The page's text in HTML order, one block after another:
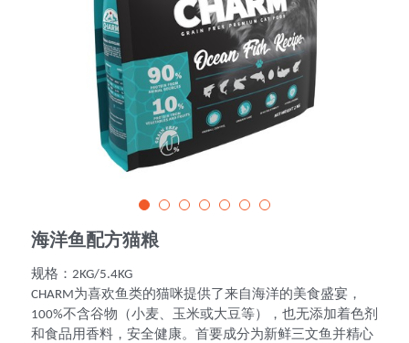
海洋鱼配方猫粮
规格：2KG/5.4KG
CHARM为喜欢鱼类的猫咪提供了来自海洋的美食盛宴，
100%不含谷物（小麦、玉米或大豆等），也无添加着色剂
和食品用香料，安全健康。首要成分为新鲜三文鱼并精心